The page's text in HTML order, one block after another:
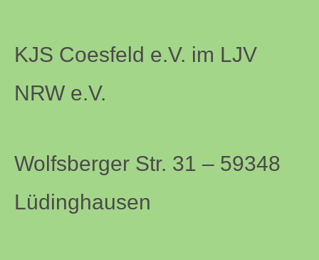
KJS Coesfeld e.V. im LJV
NRW e.V.
Wolfsberger Str. 31 – 59348
Lüdinghausen